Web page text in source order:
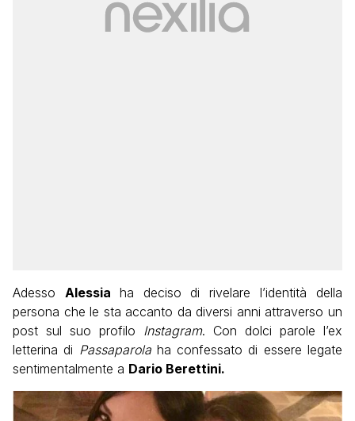
Adesso Alessia ha deciso di rivelare l’identità della
persona che le sta accanto da diversi anni attraverso un
post sul suo profilo Instagram. Con dolci parole l’ex
letterina di Passaparola ha confessato di essere legate
sentimentalmente a Dario Berettini.